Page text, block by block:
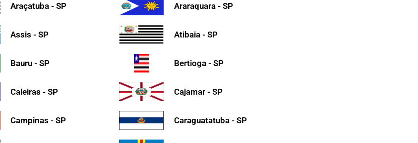
Araçatuba - SP Araraquara - SP
Assis - SP Atibaia - SP
Bauru - SP Bertioga - SP
Caieiras - SP Cajamar - SP
Campinas - SP Caraguatatuba - SP